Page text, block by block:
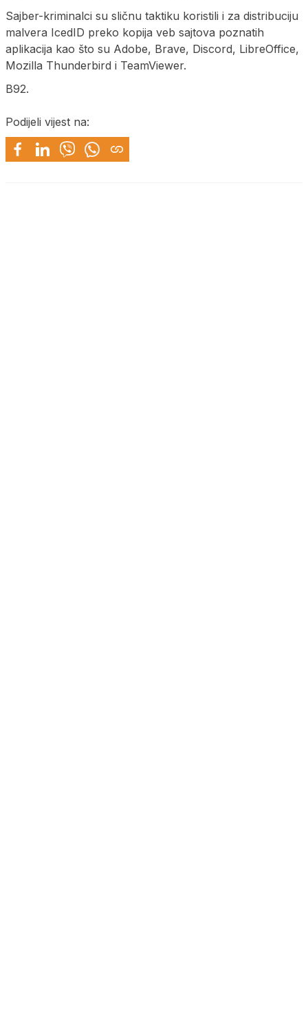
Sajber-kriminalci su sličnu taktiku koristili i za distribuciju
malvera IcedID preko kopija veb sajtova poznatih
aplikacija kao što su Adobe, Brave, Discord, LibreOffice,
Mozilla Thunderbird i TeamViewer.
B92.
Podijeli vijest na: